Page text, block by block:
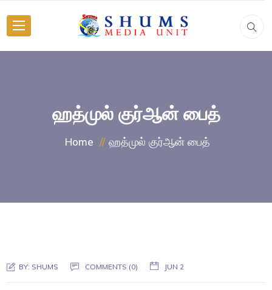
ஹத்முல் குர்ஆன் பைத்
Home ஹத்முல் குர்ஆன் பைத்
BY: SHUMS COMMENTS (0) JUN 2